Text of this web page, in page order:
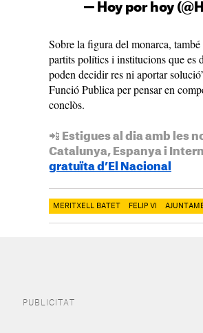
— Hoypor hoy(@
Sobre la figura del monarca,
partits polítics i institucions que es
poden decidir res ni aportar
Funció Publica per pensar en
conclòs.
📲 Estigues al dia amb les
Catalunya, Espanya i
gratuïta d’El Nacional
MERITXELL BATET FELIP VI